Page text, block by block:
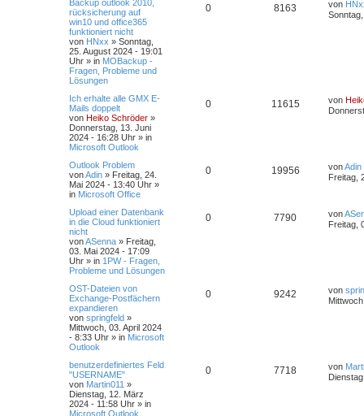
Backup outlook 2010,
rücksicherung auf
win10 und office365
funktioniert nicht
von HNxx » Sonntag,
25. August 2024 - 19:01
Uhr » in MOBackup -
Fragen, Probleme und
Lösungen
0 8163 von
Ich erhalte alle GMX E-
Mails doppelt
von Heiko Schröder »
Donnerstag, 13. Juni
2024 - 16:28 Uhr » in
Microsoft Outlook
0 11615 von
Outlook Problem
vonAdin » Freitag, 24.
Mai 2024 - 13:40 Uhr »
in Microsoft Office
0 19956 vonAdin
Freitag,
Upload einer Datenbank
in die Cloud funktioniert
nicht
vonASenna » Freitag,
03. Mai 2024 - 17:09
Uhr » in 1PW - Fragen,
Probleme und Lösungen
0 7790 von
Freitag,
OST-Dateien von
Exchange-Postfächern
expandieren
von springfeld »
Mittwoch, 03. April 2024
- 8:33 Uhr » in Microsoft
Outlook
0 9242 von
benutzerdefiniertes Feld
"USERNAME"
von Martin011 »
Dienstag, 12. März
2024 - 11:58 Uhr » in
Microsoft Outlook
0 7718 von